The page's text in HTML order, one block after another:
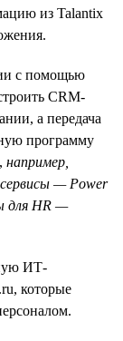
из Talantix
с помощью
CRM-
а передача
программу
например,
— Power
для HR —
ИТ-
которые